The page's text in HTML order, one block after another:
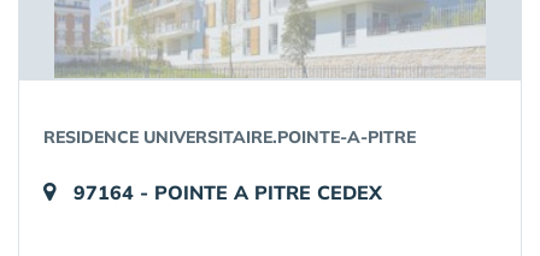
RESIDENCE UNIVERSITAIRE.POINTE-A-PITRE
97164 - POINTE A PITRE CEDEX